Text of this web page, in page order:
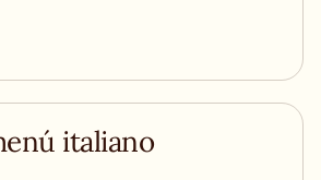
italiano